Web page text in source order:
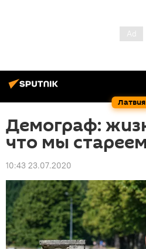
Латвия
Демограф:
что мы стареем
10:43 23.07.2020